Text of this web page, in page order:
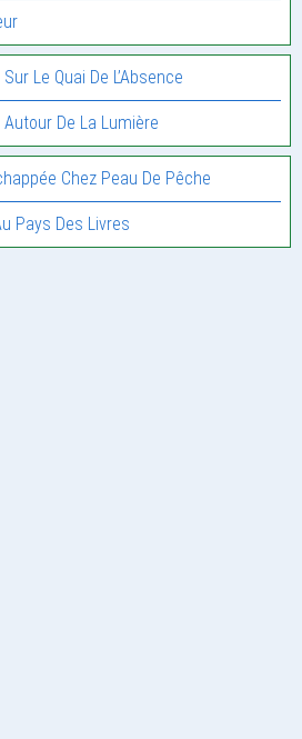
Le Quai De L’Absence
De La Lumière
Chez Peau De Pêche
Pays Des Livres